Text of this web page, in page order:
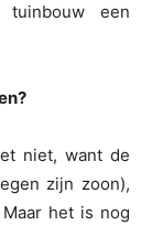
een
niet, want de
zijn zoon),
het is nog